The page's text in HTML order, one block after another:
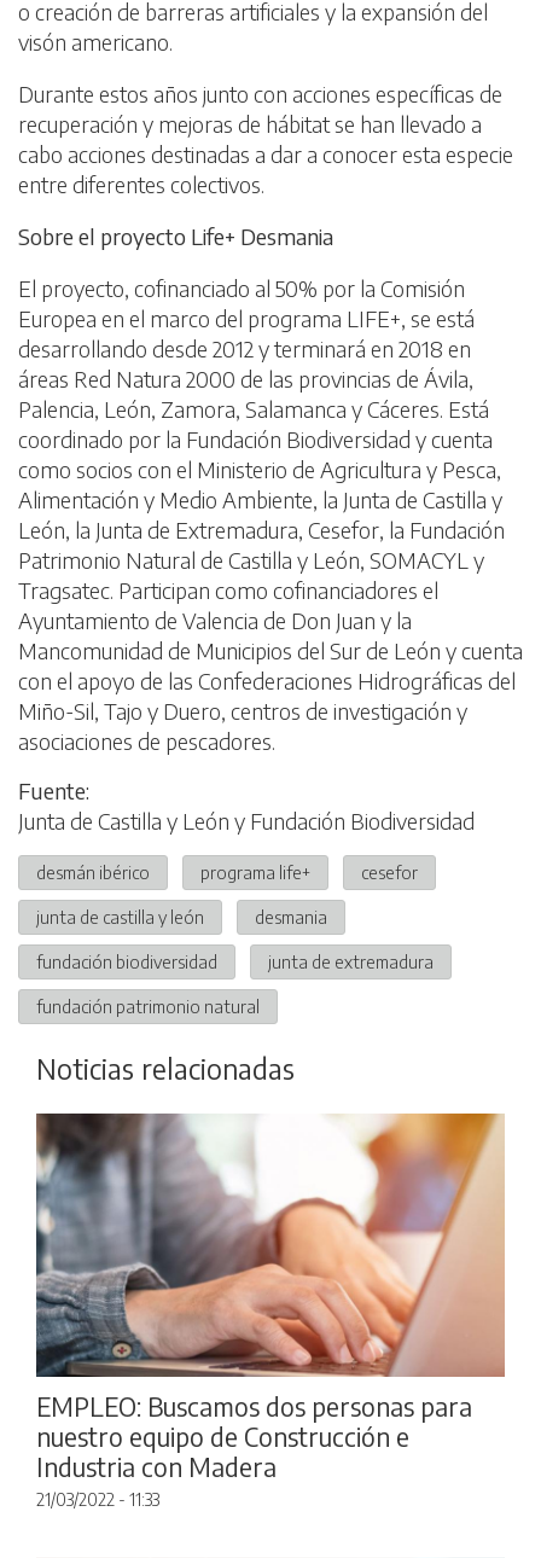
o creación de barreras artificiales y la expansión del
visón americano.
Durante estos años junto con acciones específicas de
recuperación y mejoras de hábitat se han llevado a
cabo acciones destinadas a dar a conocer esta especie
entre diferentes colectivos.
Sobre el proyecto Life+ Desmania
El proyecto, cofinanciado al 50% por la Comisión
Europea en el marco del programa LIFE+, se está
desarrollando desde 2012 y terminará en 2018 en
áreas Red Natura 2000 de las provincias de Ávila,
Palencia, León, Zamora, Salamanca y Cáceres. Está
coordinado por la Fundación Biodiversidad y cuenta
como socios con el Ministerio de Agricultura y Pesca,
Alimentación y Medio Ambiente, la Junta de Castilla y
León, la Junta de Extremadura, Cesefor, la Fundación
Patrimonio Natural de Castilla y León, SOMACYL y
Tragsatec. Participan como cofinanciadores el
Ayuntamiento de Valencia de Don Juan y la
Mancomunidad de Municipios del Sur de León y cuenta
con el apoyo de las Confederaciones Hidrográficas del
Miño-Sil, Tajo y Duero, centros de investigación y
asociaciones de pescadores.
Fuente:
Junta de Castilla y León y Fundación Biodiversidad
desmán ibérico programa life+ cesefor
junta de castilla y león desmania
fundación biodiversidad junta de extremadura
fundación patrimonio natural
Noticias relacionadas
EMPLEO: Buscamos dos personas para
nuestro equipo de Construcción e
Industria con Madera
21/03/2022 - 11:33